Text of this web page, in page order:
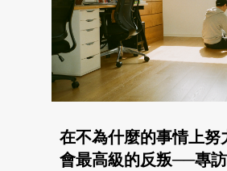
在不為什麼的事情上努
會最高級的反叛──專